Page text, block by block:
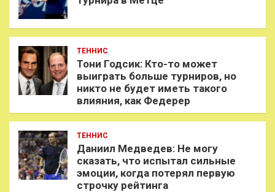
ТЕННИС
Тони Годсик: Кто-то может
выиграть больше турниров, но
никто не будет иметь такого
влияния, как Федерер
ТЕННИС
Даниил Медведев: Не могу
сказать, что испытал сильные
эмоции, когда потерял первую
строчку рейтинга